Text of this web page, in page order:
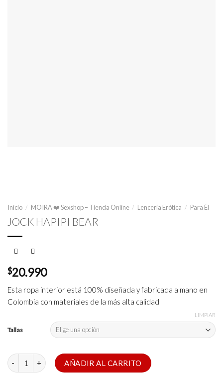
Inicio / MOIRA ❤️ Sexshop – Tienda Online / Lencería Erótica / Para Él
JOCK HAPIPI BEAR
$20.990
Esta ropa interior está 100% diseñada y fabricada a mano en
Colombia con materiales de la más alta calidad
Tallas
LIMPIAR
JOCK HAPIPI BEAR cantidad
AÑADIR AL CARRITO